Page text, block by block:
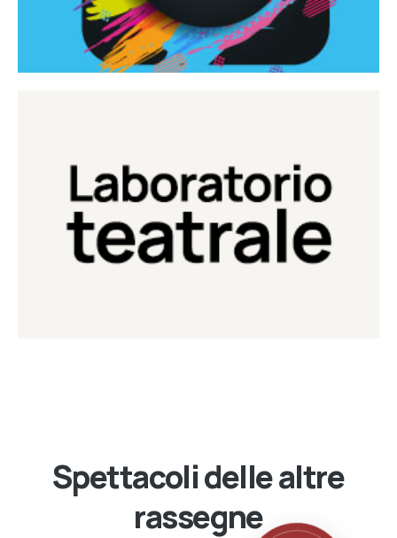
Laboratorio Teatrale
Laboratorio di teatro del Teatro Eduardo de Filippo
Continua
Spettacoli delle altre
rassegne